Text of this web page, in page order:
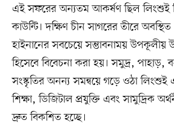
এই সফরের অন্যতম আকর্ষণ ছিল লিংশুই
কাউন্টি। দক্ষিণ চীন সাগরের তীরে
হাইনানের সবচেয়ে সম্ভাবনাময় উপকূলীয়
হিসেবে বিবেচনা করা হয়। সমুদ্র,
সংস্কৃতির অনন্য সমন্বয়ে গড়ে ওঠা লিংশুই
শিক্ষা, ডিজিটাল প্রযুক্তি এবং সামুদ্রিক
দ্রুত বিকশিত হচ্ছে।